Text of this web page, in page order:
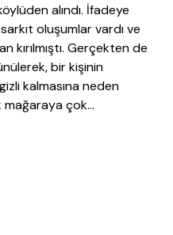
alındı. İfadeye
oluşumlar vardı ve
kırılmıştı. Gerçekten de
bir kişinin
kalmasına neden
mağaraya çok…